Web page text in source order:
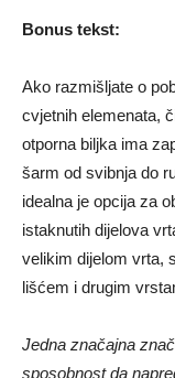
Bonus tekst:
Ako razmišljate o
cvjetnih elemenata,
otporna biljka ima
šarm od svibnja do
idealna je opcija za
istaknutih dijelova
velikim dijelom vrta,
lišćem i drugim
Jedna značajna
sposobnost da